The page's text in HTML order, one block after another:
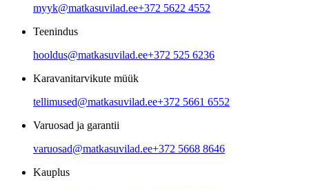
myyk@matkasuvilad.ee+372 5622 4552
Teenindus
hooldus@matkasuvilad.ee+372 525 6236
Karavanitarvikute müük
tellimused@matkasuvilad.ee+372 5661 6552
Varuosad ja garantii
varuosad@matkasuvilad.ee+372 5668 8646
Kauplus